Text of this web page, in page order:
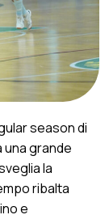
season di
una grande
la
ribalta
e